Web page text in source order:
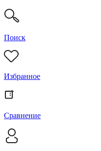
Поиск
Избранное
Сравнение